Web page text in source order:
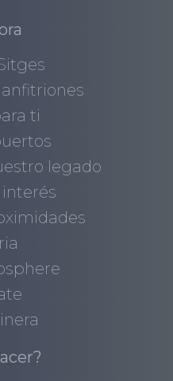
ti
legado
interés